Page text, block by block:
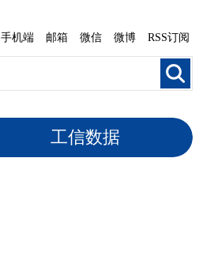
手机端 邮箱 微信 微博 RSS订阅
工信数据